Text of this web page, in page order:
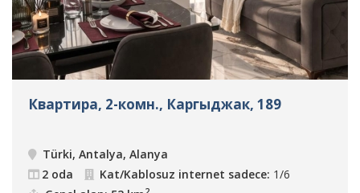
Квартира, 2-комн., Каргыджак, 189
Türki, Antalya, Alanya
2 oda
Kat/Kablosuz internet sadece: 1/6